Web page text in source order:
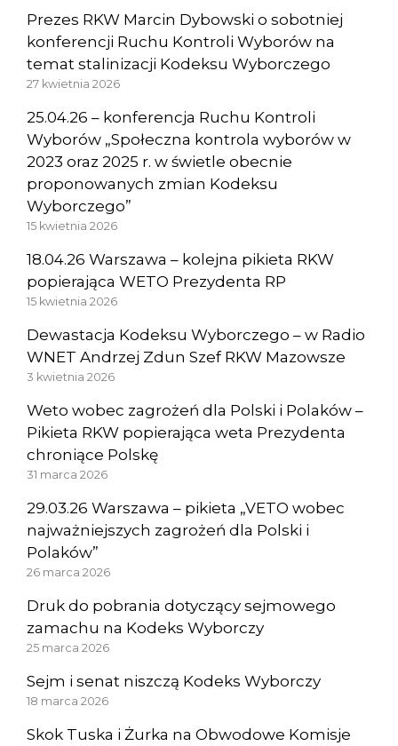
Prezes RKW Marcin Dybowski o sobotniej
konferencji Ruchu Kontroli Wyborów na
temat stalinizacji Kodeksu Wyborczego
27 kwietnia 2026
25.04.26 – konferencja Ruchu Kontroli
Wyborów „Społeczna kontrola wyborów w
2023 oraz 2025 r. w świetle obecnie
proponowanych zmian Kodeksu
Wyborczego”
15 kwietnia 2026
18.04.26 Warszawa – kolejna pikieta RKW
popierająca WETO Prezydenta RP
15 kwietnia 2026
Dewastacja Kodeksu Wyborczego – w Radio
WNET Andrzej Zdun Szef RKW Mazowsze
3 kwietnia 2026
Weto wobec zagrożeń dla Polski i Polaków –
Pikieta RKW popierająca weta Prezydenta
chroniące Polskę
31 marca 2026
29.03.26 Warszawa – pikieta „VETO wobec
najważniejszych zagrożeń dla Polski i
Polaków”
26 marca 2026
Druk do pobrania dotyczący sejmowego
zamachu na Kodeks Wyborczy
25 marca 2026
Sejm i senat niszczą Kodeks Wyborczy
18 marca 2026
Skok Tuska i Żurka na Obwodowe Komisje